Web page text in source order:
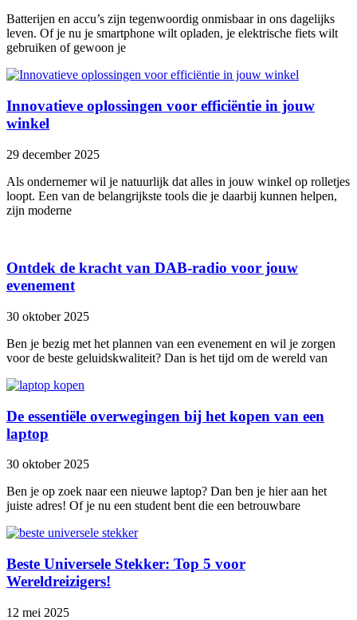
Batterijen en accu’s zijn tegenwoordig onmisbaar in ons dagelijks
leven. Of je nu je smartphone wilt opladen, je elektrische fiets wilt
gebruiken of gewoon je
Innovatieve oplossingen voor efficiëntie in jouw
winkel
29 december 2025
Als ondernemer wil je natuurlijk dat alles in jouw winkel op rolletjes
loopt. Een van de belangrijkste tools die je daarbij kunnen helpen,
zijn moderne
Ontdek de kracht van DAB-radio voor jouw
evenement
30 oktober 2025
Ben je bezig met het plannen van een evenement en wil je zorgen
voor de beste geluidskwaliteit? Dan is het tijd om de wereld van
De essentiële overwegingen bij het kopen van een
laptop
30 oktober 2025
Ben je op zoek naar een nieuwe laptop? Dan ben je hier aan het
juiste adres! Of je nu een student bent die een betrouwbare
Beste Universele Stekker: Top 5 voor
Wereldreizigers!
12 mei 2025